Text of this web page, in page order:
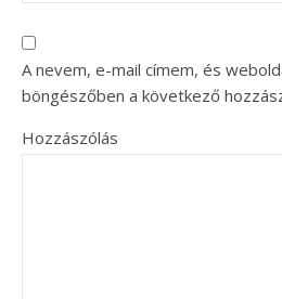
A nevem, e-mail címem, és
böngészőben a következő
Hozzászólás